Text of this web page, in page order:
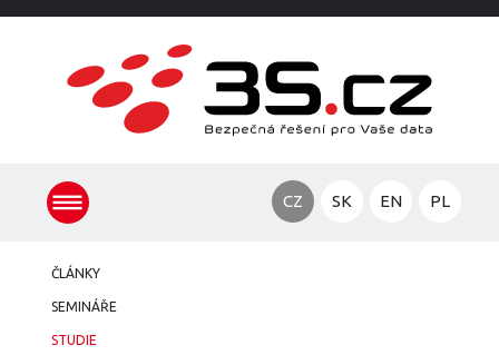
CZ SK EN PL
ČLÁNKY
SEMINÁŘE
STUDIE